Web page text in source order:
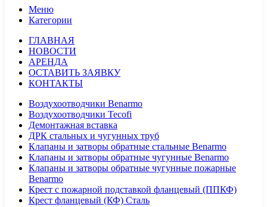
Меню
Категории
ГЛАВНАЯ
НОВОСТИ
АРЕНДА
ОСТАВИТЬ ЗАЯВКУ
КОНТАКТЫ
Воздухоотводчики Benarmo
Воздухоотводчики Tecofi
Демонтажная вставка
ДРК стальных и чугунных труб
Клапаны и затворы обратные стальные Benarmo
Клапаны и затворы обратные чугунные Benarmo
Клапаны и затворы обратные чугунные пожарные
Benarmo
Крест с пожарной подставкой фланцевый (ППКФ)
Крест фланцевый (КФ) Сталь